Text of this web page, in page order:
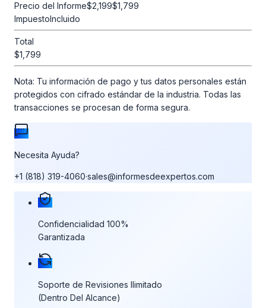
Precio del Informe$2,199$1,799
ImpuestoIncluido
Total
$1,799
Nota: Tu información de pago y tus datos personales están
protegidos con cifrado estándar de la industria. Todas las
transacciones se procesan de forma segura.
Necesita Ayuda?
+1 (818) 319-4060·sales@informesdeexpertos.com
Nuestras garantías de compra
Confidencialidad 100%
Garantizada
Soporte de Revisiones Ilimitado
(Dentro Del Alcance)